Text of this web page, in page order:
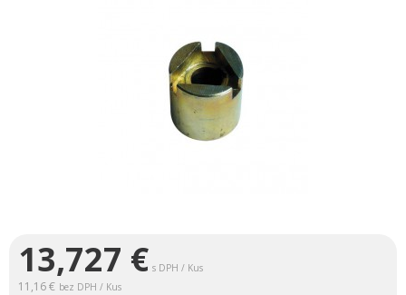
13,727 € s DPH / Kus
11,16 € bez DPH / Kus